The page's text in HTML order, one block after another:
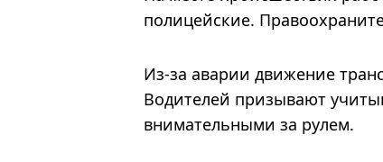
полицейские.
Из-за аварии движение
Водителей призывают
внимательными за рулем.